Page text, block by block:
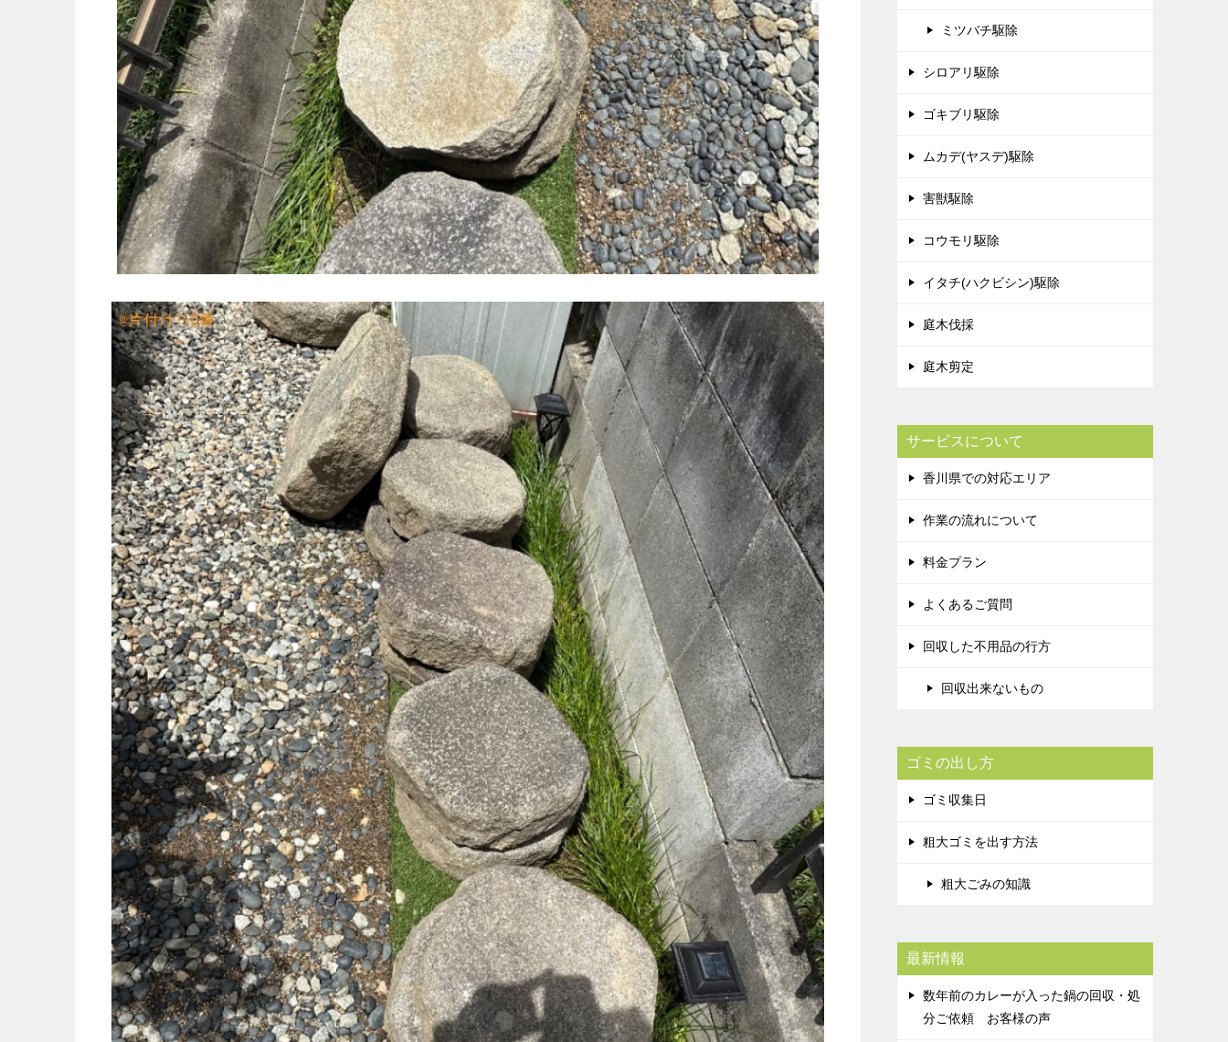
ミツバチ駆除
シロアリ駆除
ゴキブリ駆除
ムカデ(ヤスデ)駆除
害獣駆除
コウモリ駆除
イタチ(ハクビシン)駆除
庭木伐採
庭木剪定
サービスについて
香川県での対応エリア
作業の流れについて
料金プラン
よくあるご質問
回収した不用品の行方
回収出来ないもの
ゴミの出し方
ゴミ収集日
粗大ゴミを出す方法
粗大ごみの知識
最新情報
数年前のカレーが入った鍋の回収・処
分ご依頼 お客様の声